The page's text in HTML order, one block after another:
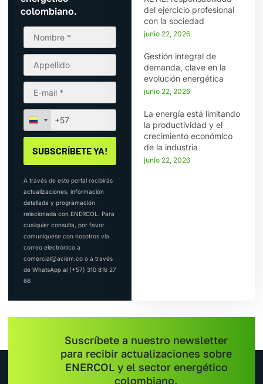
colombiano.
A través de este portal recibirás
actualizaciones, información
detallada y programación
relacionada con ENERCOL. Para
cualquier consulta, por favor
comuníquese con nosotros vía
correo electrónico a
comercial@aciem.co o a través
de WhatsApp al (+57) 310 816 27
66
del ejercicio profesional
con la sociedad
junio 22, 2026
Gestión integral de
demanda, clave en la
evolución energética
junio 22, 2026
La energía está limitando
la productividad y el
crecimiento económico
de la industria
junio 22, 2026
Suscríbete a nuestro newsletter
para recibir actualizaciones sobre
ENERCOL y el sector energético
colombiano.